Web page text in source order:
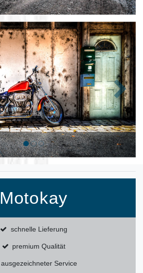
Motokay
schnelle Lieferung
premium Qualität
ausgezeichneter Service